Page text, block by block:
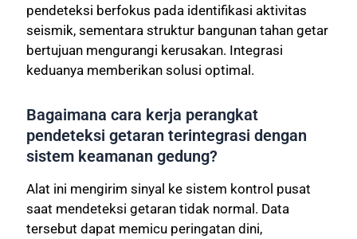
pendeteksi berfokus pada identifikasi aktivitas
seismik, sementara struktur bangunan tahan getar
bertujuan mengurangi kerusakan. Integrasi
keduanya memberikan solusi optimal.
Bagaimana cara kerja perangkat
pendeteksi getaran terintegrasi dengan
sistem keamanan gedung?
Alat ini mengirim sinyal ke sistem kontrol pusat
saat mendeteksi getaran tidak normal. Data
tersebut dapat memicu peringatan dini,